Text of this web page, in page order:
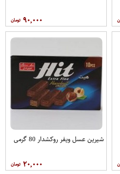
۹۰,۰۰۰
شیرین عسل ویفر روکشدار 80 گرمی
۲۰,۰۰۰